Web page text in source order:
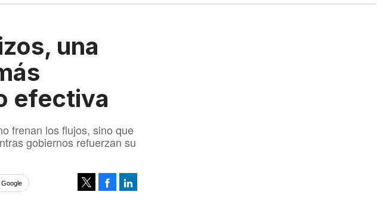
una
efectiva
frenan los flujos, sino que
gobiernos refuerzan su
Facebook